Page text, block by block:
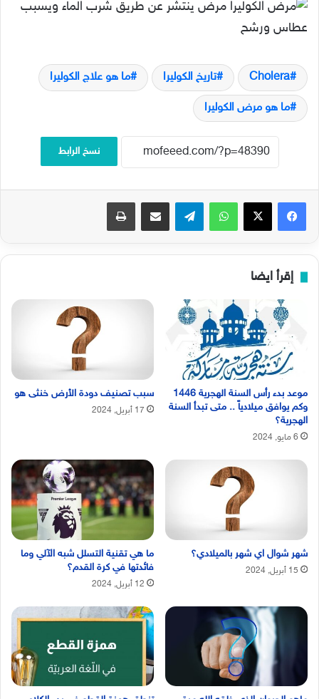
Cholera تاريخ الكوليرا ما هو علاج الكوليرا
ما هو مرض الكوليرا
نسخ الرابط
فيسبوك‫X واتساب تيلقرام مشاركة عبر البريد طباعة
إقرأ ايضا
موعد بدء رأس السنة الهجرية 1446
وكم يوافق ميلادياً .. متى تبدأ السنة
الهجرية؟
6 مايو, 2024
سبب تصنيف دودة الأرض خنثى هو
17 أبريل, 2024
شهر شوال اي شهر بالميلادي؟
15 أبريل, 2024
ما هي تقنية التسلل شبه الآلي وما
فائدتها في كرة القدم؟
12 أبريل, 2024